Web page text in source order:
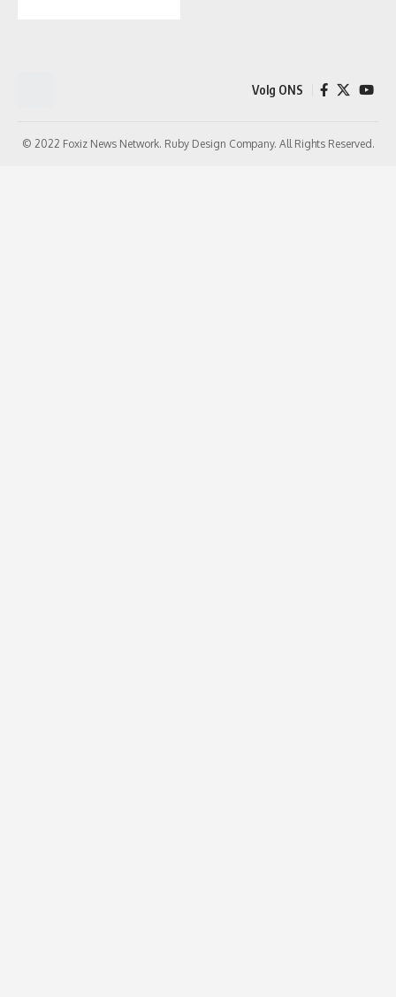
Volg ONS
© 2022 Foxiz News Network. Ruby Design Company. All Rights Reserved.